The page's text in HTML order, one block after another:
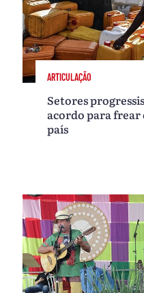
ARTICULAÇÃO
Setores
acordo para
país